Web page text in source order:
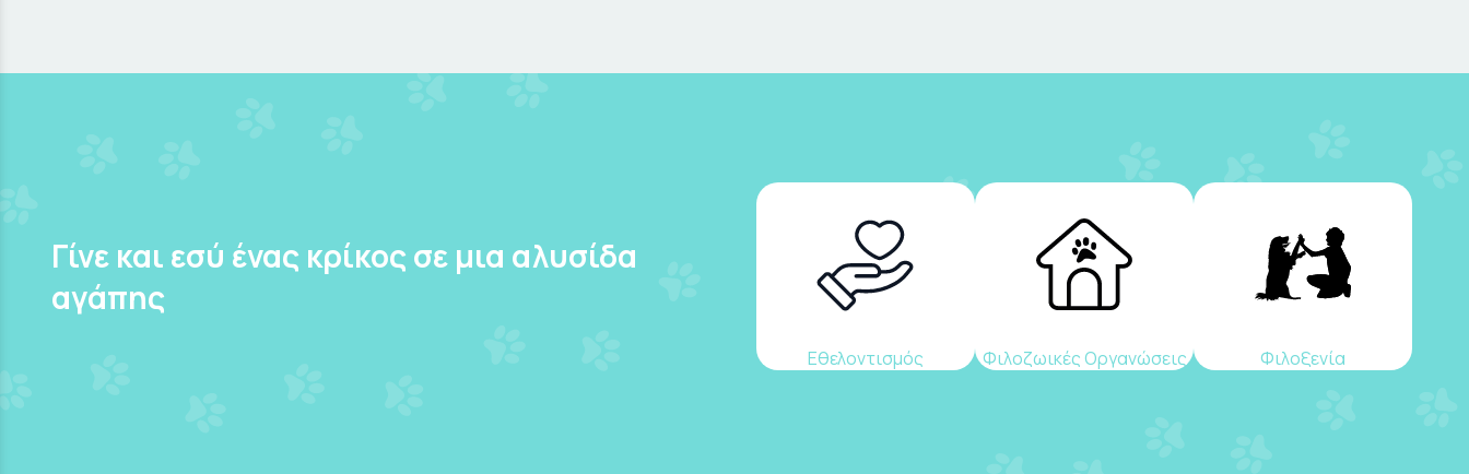
Γίνε και εσύ ένας κρίκος σε μια αλυσίδα
αγάπης
Εθελοντισμός Φιλοζωικές Οργανώσεις Φιλοξενία